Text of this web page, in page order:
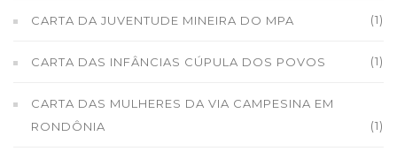
CARTA DA JUVENTUDE MINEIRA DO MPA (1)
CARTA DAS INFÂNCIAS CÚPULA DOS POVOS (1)
CARTA DAS MULHERES DA VIA CAMPESINA EM
RONDÔNIA
(1)